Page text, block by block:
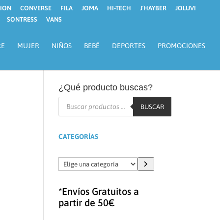
CONVERSE FILA JOMA HI-TECH J´HAYBER
JOLUVI
SONTRESS VANS
MUJER NIÑOS BEBÉ DEPORTES PROMOCIONES
¿Qué producto buscas?
Búsqueda
BUSCAR
CATEGORÍAS
Elige
una
*Envíos Gratuitos a
partir de 50€